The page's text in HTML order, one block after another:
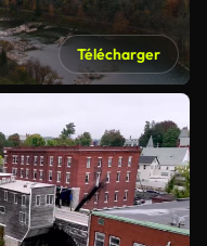
Télécharger